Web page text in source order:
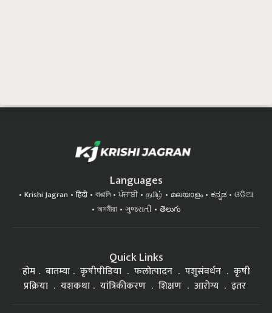
Languages
Krishi Jagran हिंदी বাঙালি ਪੰਜਾਬੀ தமிழ் മലയാളം ಕನ್ನಡ
ଓଡିଆ
অসমীয়া
ગુજરાતી తెలుగు
Quick Links
होम बातम्या कृषीपीडिया फलोत्पादन पशुसंवर्धन
कृषी
प्रक्रिया
यशकथा यांत्रिकीकरण शिक्षण आरोग्य इतर